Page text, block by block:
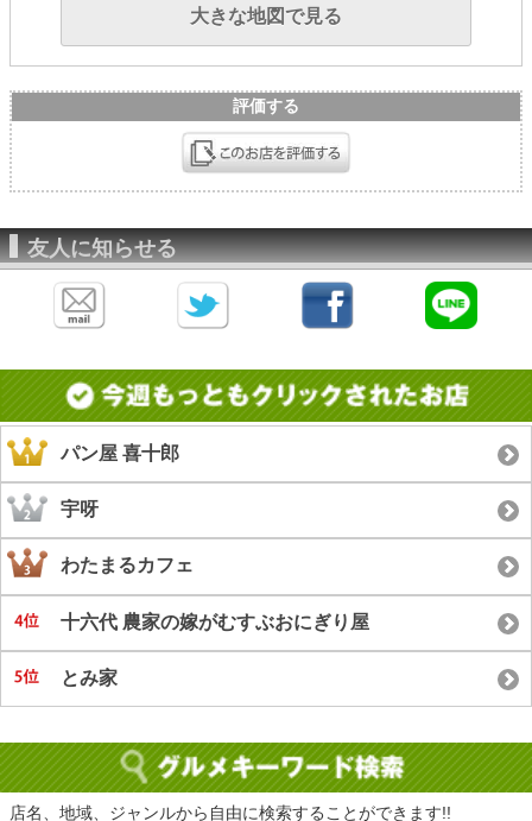
大きな地図で見る
評価する
友人に知らせる
パン屋 喜十郎
宇呀
わたまるカフェ
十六代 農家の嫁がむすぶおにぎり屋
とみ家
店名、地域、ジャンルから自由に検索することができます!!